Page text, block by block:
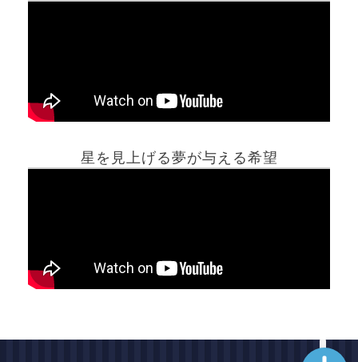
星を見上げる夢が与える希望
ホーム
最新記事動画